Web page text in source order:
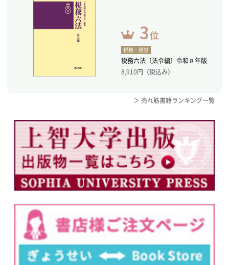
税務・経営
税務六法〔法令編〕令和８年版
8,910円（税込み）
＞ 売れ筋書籍ランキング一覧